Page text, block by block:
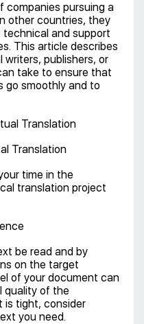
companies pursuing a
other countries, they
and support
This article describes
publishers, or
take to ensure that
go smoothly and to
Translation
Translation
time in the
translation project
be read and by
on the target
of your document can
quality of the
is tight, consider
you need.